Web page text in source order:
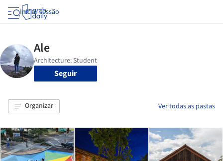
Iniciar sessão
Seguir
Organizar Ver todas as pastas